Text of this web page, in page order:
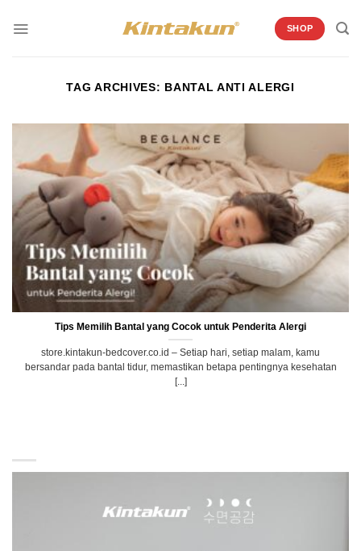
SHOP
TAG ARCHIVES: BANTAL ANTI ALERGI
Tips Memilih Bantal yang Cocok untuk Penderita Alergi
store.kintakun-bedcover.co.id – Setiap hari, setiap malam, kamu
bersandar pada bantal tidur, memastikan betapa pentingnya kesehatan
[...]